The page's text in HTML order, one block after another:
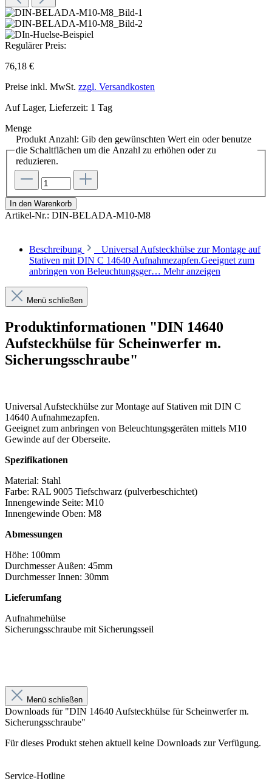
Regulärer Preis:
76,18 €
Preise inkl. MwSt. zzgl. Versandkosten
Auf Lager, Lieferzeit: 1 Tag
Menge
Produkt Anzahl: Gib den gewünschten Wert ein oder benutze
die Schaltflächen um die Anzahl zu erhöhen oder zu
reduzieren.
In den Warenkorb
Artikel-Nr.: DIN-BELADA-M10-M8
Beschreibung
Universal Aufsteckhülse zur Montage auf
Stativen mit DIN C 14640 Aufnahmezapfen.Geeignet zum
anbringen von Beleuchtungsger… Mehr anzeigen
Menü schließen
Produktinformationen "DIN 14640
Aufsteckhülse für Scheinwerfer m.
Sicherungsschraube"
Universal Aufsteckhülse zur Montage auf Stativen mit DIN C
14640 Aufnahmezapfen.
Geeignet zum anbringen von Beleuchtungsgeräten mittels M10
Gewinde auf der Oberseite.
Spezifikationen
Material: Stahl
Farbe: RAL 9005 Tiefschwarz (pulverbeschichtet)
Innengewinde Seite: M10
Innengewinde Oben: M8
Abmessungen
Höhe: 100mm
Durchmesser Außen: 45mm
Durchmesser Innen: 30mm
Lieferumfang
Aufnahmehülse
Sicherungsschraube mit Sicherungsseil
Menü schließen
Downloads für "DIN 14640 Aufsteckhülse für Scheinwerfer m.
Sicherungsschraube"
Für dieses Produkt stehen aktuell keine Downloads zur Verfügung.
Service-Hotline